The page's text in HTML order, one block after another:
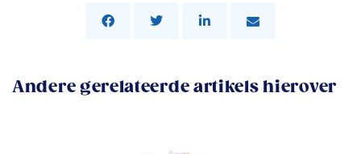
Andere gerelateerde artikels hierover